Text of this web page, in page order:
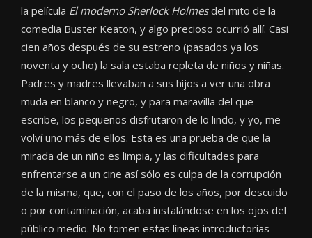
la película El moderno Sherlock Holmesdel mito de la
comedia Buster Keaton, y algo precioso ocurrió allí. Casi
cien años después de su estreno (pasados ya los
noventa y ocho) la sala estaba repleta de niños y niñas.
Padres y madres llevaban a sus hijos a ver una obra
muda en blanco y negro, y para maravilla del que
escribe, los pequeños disfrutaron de lo lindo, y yo, me
volví uno más de ellos. Esta es una prueba de que la
mirada de un niño es limpia, y las dificultades para
enfrentarse a un cine así sólo es culpa de la corrupción
de la misma, que, con el paso de los años, por descuido
o por contaminación, acaba instalándose en los ojos del
público medio. No tomen estas líneas introductorias